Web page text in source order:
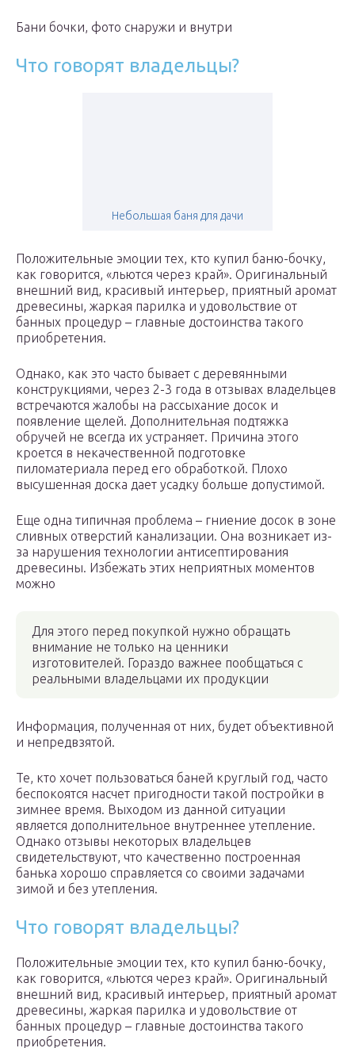
Бани бочки, фото снаружи и внутри
Что говорят владельцы?
Небольшая баня для дачи
Положительные эмоции тех, кто купил баню-бочку,
как говорится, «льются через край». Оригинальный
внешний вид, красивый интерьер, приятный аромат
древесины, жаркая парилка и удовольствие от
банных процедур – главные достоинства такого
приобретения.
Однако, как это часто бывает с деревянными
конструкциями, через 2-3 года в отзывах владельцев
встречаются жалобы на рассыхание досок и
появление щелей. Дополнительная подтяжка
обручей не всегда их устраняет. Причина этого
кроется в некачественной подготовке
пиломатериала перед его обработкой. Плохо
высушенная доска дает усадку больше допустимой.
Еще одна типичная проблема – гниение досок в зоне
сливных отверстий канализации. Она возникает из-
за нарушения технологии антисептирования
древесины. Избежать этих неприятных моментов
можно
Для этого перед покупкой нужно обращать
внимание не только на ценники
изготовителей. Гораздо важнее пообщаться с
реальными владельцами их продукции
Информация, полученная от них, будет объективной
и непредвзятой.
Те, кто хочет пользоваться баней круглый год, часто
беспокоятся насчет пригодности такой постройки в
зимнее время. Выходом из данной ситуации
является дополнительное внутреннее утепление.
Однако отзывы некоторых владельцев
свидетельствуют, что качественно построенная
банька хорошо справляется со своими задачами
зимой и без утепления.
Что говорят владельцы?
Положительные эмоции тех, кто купил баню-бочку,
как говорится, «льются через край». Оригинальный
внешний вид, красивый интерьер, приятный аромат
древесины, жаркая парилка и удовольствие от
банных процедур – главные достоинства такого
приобретения.